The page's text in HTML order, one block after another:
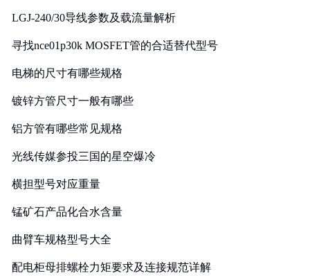
LGJ-240/30导线参数及载流量解析
寻找nce01p30k MOSFET管的合适替代型号
电梯的尺寸有哪些规格
镀锌方管尺寸一般有哪些
铝方管有哪些常见规格
光线传媒参投三国的星空爆冷
横担型号对应重量
锰矿石产品化合水含量
曲臂车规格型号大全
配电柜母排螺栓力矩要求及连接规范详解